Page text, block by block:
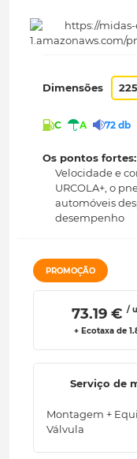
Dimensões
C A 72 db
Os pontos fortes:
Velocidade e
URCOLA+, o
automóveis
desempenho
PROMOÇÃO
73.19 € /
+ Ecotaxa de
Serviço de
Montagem +
Válvula